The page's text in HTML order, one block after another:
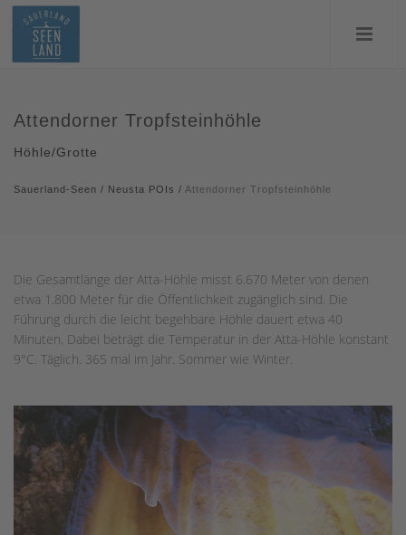
Attendorner Tropfsteinhöhle
Höhle/Grotte
Sauerland-Seen / Neusta POIs / Attendorner Tropfsteinhöhle
Die Gesamtlänge der Atta-Höhle misst 6.670 Meter von denen
etwa 1.800 Meter für die Öffentlichkeit zugänglich sind. Die
Führung durch die leicht begehbare Höhle dauert etwa 40
Minuten. Dabei beträgt die Temperatur in der Atta-Höhle konstant
9°C. Täglich. 365 mal im Jahr. Sommer wie Winter.